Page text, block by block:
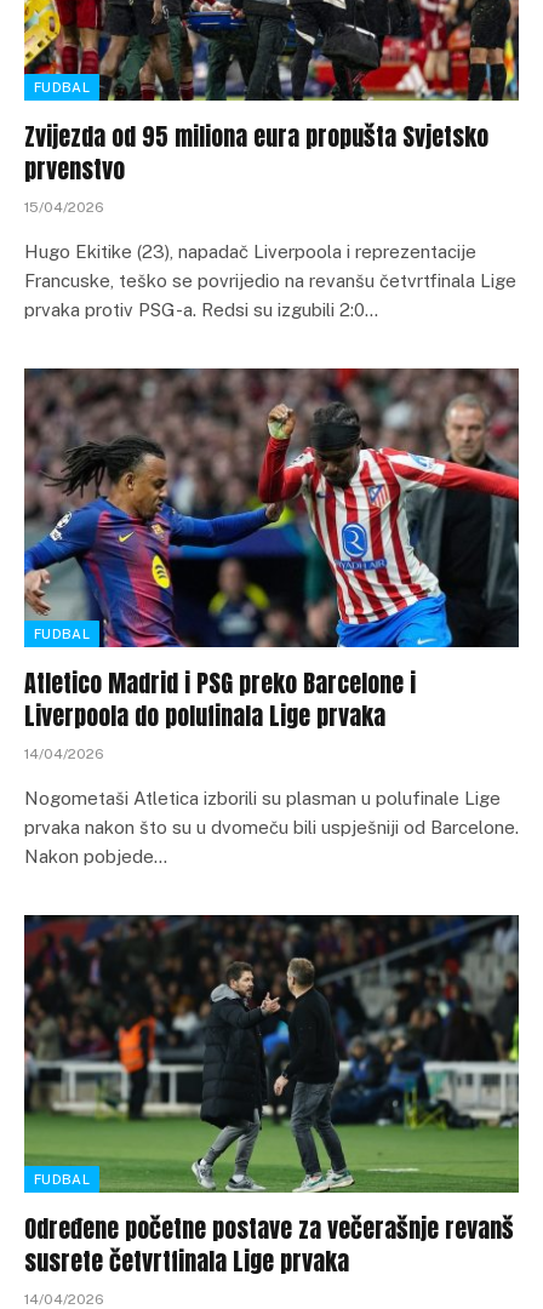
FUDBAL
Zvijezda od 95 miliona eura propušta Svjetsko
prvenstvo
15/04/2026
Hugo Ekitike (23), napadač Liverpoola i reprezentacije
Francuske, teško se povrijedio na revanšu četvrtfinala Lige
prvaka protiv PSG-a. Redsi su izgubili 2:0…
FUDBAL
Atletico Madrid i PSG preko Barcelone i
Liverpoola do polufinala Lige prvaka
14/04/2026
Nogometaši Atletica izborili su plasman u polufinale Lige
prvaka nakon što su u dvomeču bili uspješniji od Barcelone.
Nakon pobjede…
FUDBAL
Određene početne postave za večerašnje revanš
susrete četvrtfinala Lige prvaka
14/04/2026